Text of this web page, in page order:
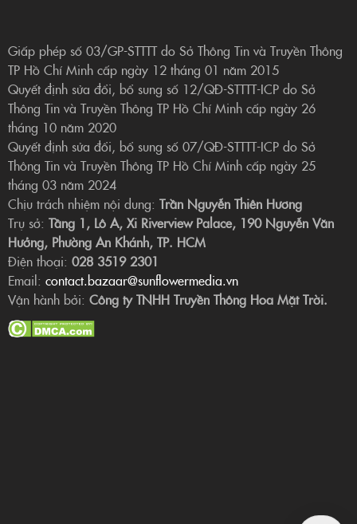
Giấp phép số 03/GP-STTTT do Sở Thông Tin và Truyền Thông
TP Hồ Chí Minh cấp ngày 12 tháng 01 năm 2015
Quyết định sửa đổi, bổ sung số 12/QĐ-STTTT-ICP do Sở
Thông Tin và Truyền Thông TP Hồ Chí Minh cấp ngày 26
tháng 10 năm 2020
Quyết định sửa đổi, bổ sung số 07/QĐ-STTTT-ICP do Sở
Thông Tin và Truyền Thông TP Hồ Chí Minh cấp ngày 25
tháng 03 năm 2024
Chịu trách nhiệm nội dung: Trần Nguyễn Thiên Hương
Trụ sở: Tầng 1, Lô A, Xi Riverview Palace, 190 Nguyễn Văn
Hưởng, Phường An Khánh, TP. HCM
Điện thoại: 028 3519 2301
Email: contact.bazaar@sunflowermedia.vn
Vận hành bởi: Công ty TNHH Truyền Thông Hoa Mặt Trời.